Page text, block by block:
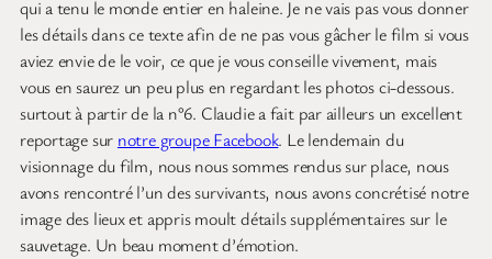
qui a tenu le monde entier en haleine. Je ne vais pas vous donner
les détails dans ce texte afin de ne pas vous gâcher le film si vous
aviez envie de le voir, ce que je vous conseille vivement, mais
vous en saurez un peu plus en regardant les photos ci-dessous.
surtout à partir de la n°6. Claudie a fait par ailleurs un excellent
reportage sur notre groupe Facebook. Le lendemain du
visionnage du film, nous nous sommes rendus sur place, nous
avons rencontré l’un des survivants, nous avons concrétisé notre
image des lieux et appris moult détails supplémentaires sur le
sauvetage. Un beau moment d’émotion.